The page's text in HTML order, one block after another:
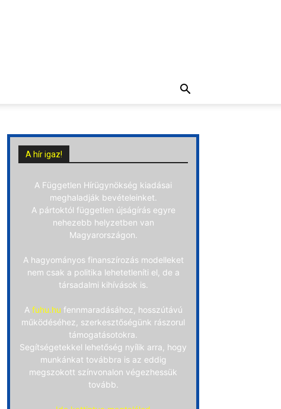
A hír igaz!
A Független Hírügynökség kiadásai
meghaladják bevételeinket.
A pártoktól független újságírás egyre
nehezebb helyzetben van
Magyarországon.
A hagyományos finanszírozás modelleket
nem csak a politika lehetetleníti el, de a
társadalmi kihívások is.
A fuhu.hu fennmaradásához, hosszútávú
működéséhez, szerkesztőségünk rászorul
támogatásotokra.
Segítségetekkel lehetőség nyílik arra, hogy
munkánkat továbbra is az eddig
megszokott színvonalon végezhessük
tovább.